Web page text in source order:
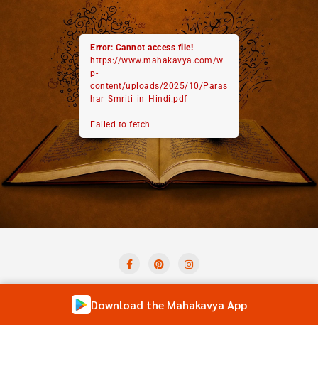
Error: Cannot access file!
https://www.mahakavya.com/w
p-
content/uploads/2025/10/Paras
har_Smriti_in_Hindi.pdf
Failed to fetch
Privacy Policy
Shloka of the Day
Forum
Download the Mahakavya App